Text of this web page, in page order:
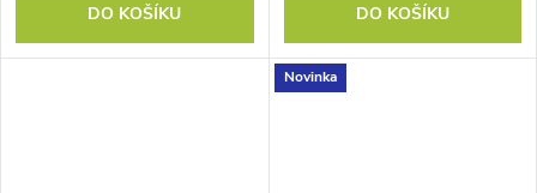
DO KOŠÍKU DO KOŠÍKU
Novinka